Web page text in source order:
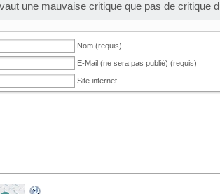
vaut une mauvaise critique que pas de critique
Nom (requis)
E-Mail (ne sera pas publié) (requis)
Site internet